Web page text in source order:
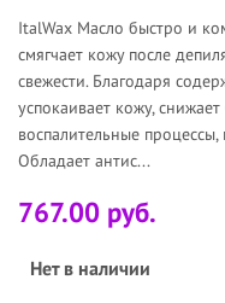
ItalWax Масло быстро и
смягчает кожу после
свежести. Благодаря
успокаивает кожу,
воспалительные
Обладает антис...
767.00 руб.
Нет в наличии